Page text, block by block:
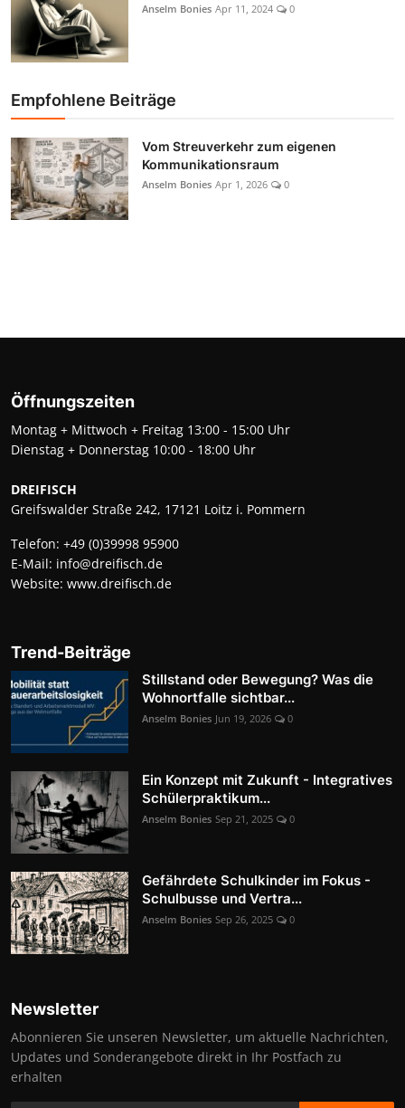
Anselm Bonies Apr 11, 2024 0
Empfohlene Beiträge
Vom Streuverkehr zum eigenen
Kommunikationsraum
Anselm Bonies Apr 1, 2026 0
Öffnungszeiten
Montag + Mittwoch + Freitag 13:00 - 15:00 Uhr
Dienstag + Donnerstag 10:00 - 18:00 Uhr
DREIFISCH
Greifswalder Straße 242, 17121 Loitz i. Pommern
Telefon: +49 (0)39998 95900
E-Mail: info@dreifisch.de
Website: www.dreifisch.de
Trend-Beiträge
Stillstand oder Bewegung? Was die
Wohnortfalle sichtbar...
Anselm Bonies Jun 19, 2026 0
Ein Konzept mit Zukunft - Integratives
Schülerpraktikum...
Anselm Bonies Sep 21, 2025 0
Gefährdete Schulkinder im Fokus -
Schulbusse und Vertra...
Anselm Bonies Sep 26, 2025 0
Newsletter
Abonnieren Sie unseren Newsletter, um aktuelle Nachrichten,
Updates und Sonderangebote direkt in Ihr Postfach zu
erhalten